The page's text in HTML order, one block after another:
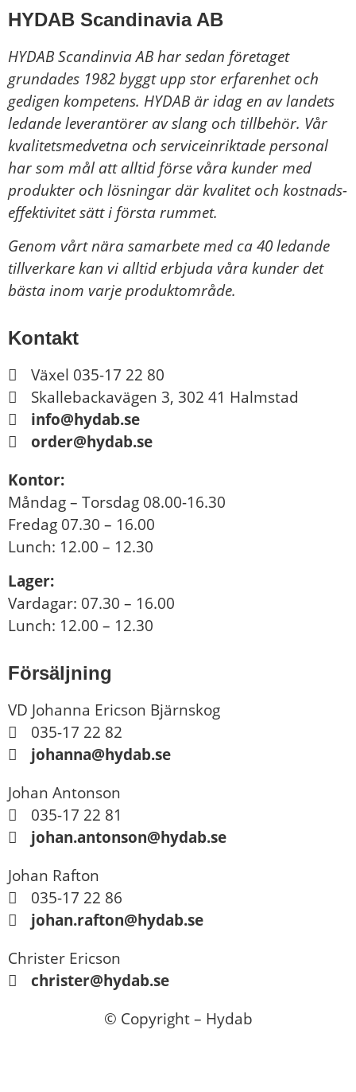
HYDAB Scandinavia AB
HYDAB Scandinvia AB har sedan företaget
grundades 1982 byggt upp stor erfarenhet och
gedigen kompetens. HYDAB är idag en av landets
ledande leverantörer av slang och tillbehör. Vår
kvalitetsmedvetna och serviceinriktade personal
har som mål att alltid förse våra kunder med
produkter och lösningar där kvalitet och kostnads-
effektivitet sätt i första rummet.
Genom vårt nära samarbete med ca 40 ledande
tillverkare kan vi alltid erbjuda våra kunder det
bästa inom varje produktområde.
Kontakt
Växel 035-17 22 80
Skallebackavägen 3, 302 41 Halmstad
info@hydab.se
order@hydab.se
Kontor:
Måndag – Torsdag 08.00-16.30
Fredag 07.30 – 16.00
Lunch: 12.00 – 12.30
Lager:
Vardagar: 07.30 – 16.00
Lunch: 12.00 – 12.30
Försäljning
VD Johanna Ericson Bjärnskog
035-17 22 82
johanna@hydab.se
Johan Antonson
035-17 22 81
johan.antonson@hydab.se
Johan Rafton
035-17 22 86
johan.rafton@hydab.se
Christer Ericson
christer@hydab.se
© Copyright – Hydab